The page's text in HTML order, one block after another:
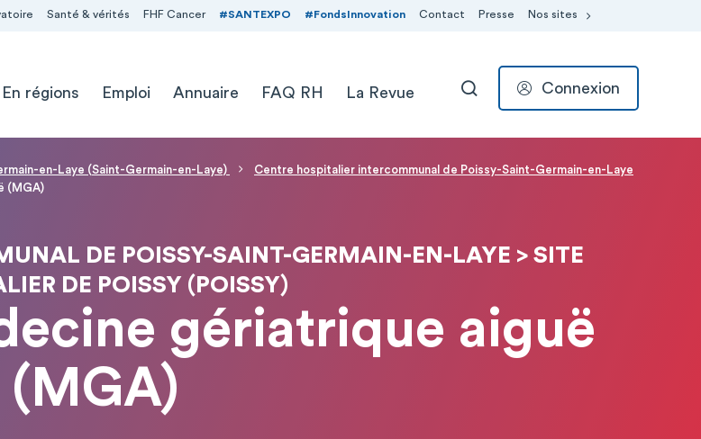
Santé & vérités FHF Cancer #SANTEXPO #FondsInnovation Contact Presse Nos sites
En régions Emploi Annuaire FAQ RH La Revue RECHERCHER
Connexion
en-Laye (Saint-Germain-en-Laye)
Centre hospitalier intercommunal de Poissy-Saint-Germain-en-Laye
(MGA)
DE POISSY-SAINT-GERMAIN-EN-LAYE > SITE
DE POISSY (POISSY)
gériatrique aiguë
(MGA)